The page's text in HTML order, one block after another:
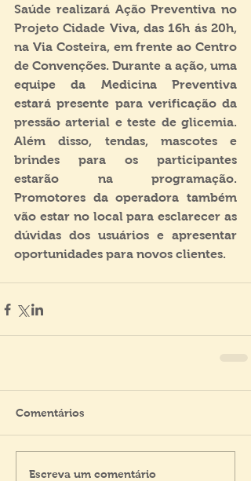
Saúde realizará Ação Preventiva no
Projeto Cidade Viva, das 16h ás 20h,
na Via Costeira, em frente ao Centro
de Convenções. Durante a ação, uma
equipe da Medicina Preventiva
estará presente para verificação da
pressão arterial e teste de glicemia.
Além disso, tendas, mascotes e
brindes para os participantes
estarão na programação.
Promotores da operadora também
vão estar no local para esclarecer as
dúvidas dos usuários e apresentar
oportunidades para novos clientes.
Comentários
Escreva um comentário